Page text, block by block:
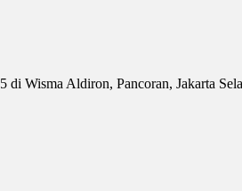
Wisma Aldiron, Pancoran, Jakarta